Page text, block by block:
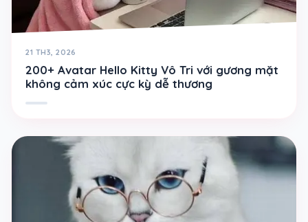
21 TH3, 2026
200+ Avatar Hello Kitty Vô Tri với gương mặt
không cảm xúc cực kỳ dễ thương